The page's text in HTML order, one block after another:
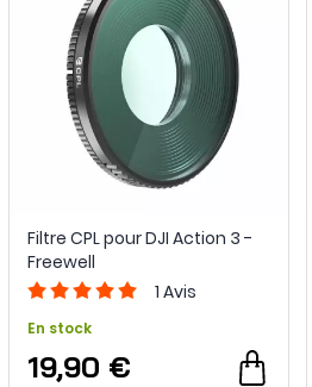
Filtre CPL pour DJI Action 3 -
Freewell
1 Avis
En stock
19,90 €